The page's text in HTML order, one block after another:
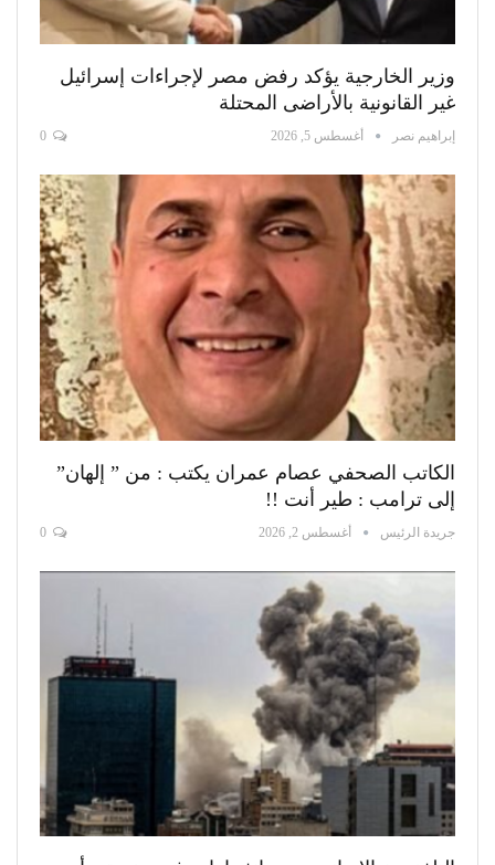
وزير الخارجية يؤكد رفض مصر لإجراءات إسرائيل
غير القانونية بالأراضى المحتلة
إبراهيم نصر أغسطس 5, 2026
الكاتب الصحفي عصام عمران يكتب : من ” إلهان”
إلى ترامب : طير أنت !!
جريدة الرئيس أغسطس 2, 2026